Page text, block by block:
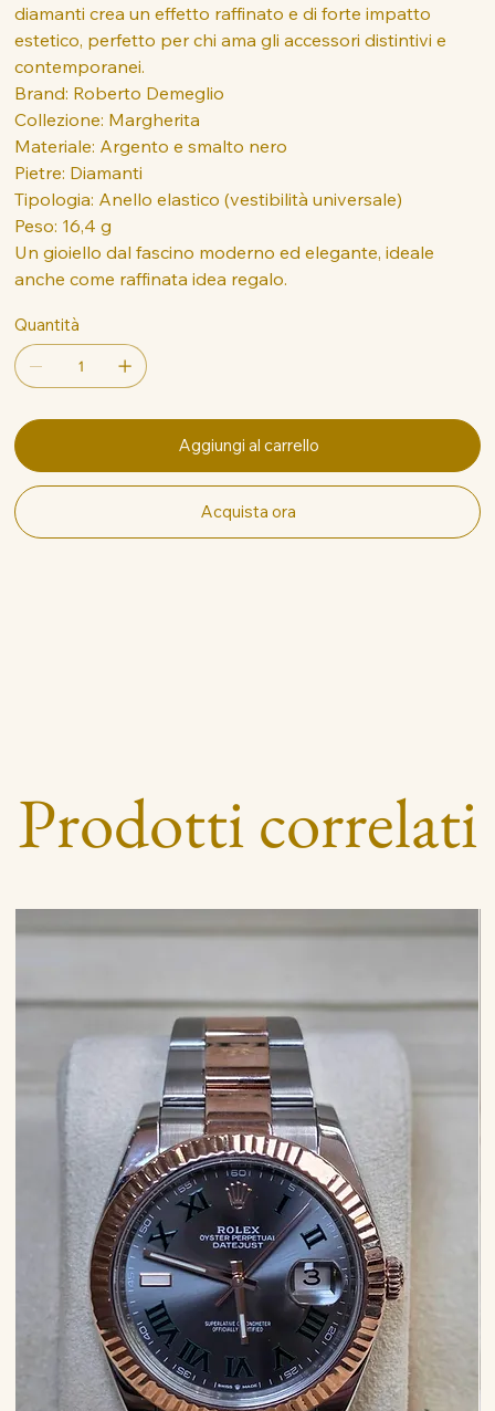
diamanti crea un effetto raffinato e di forte impatto
estetico, perfetto per chi ama gli accessori distintivi e
contemporanei.
Brand: Roberto Demeglio
Collezione: Margherita
Materiale: Argento e smalto nero
Pietre: Diamanti
Tipologia: Anello elastico (vestibilità universale)
Peso: 16,4 g
Un gioiello dal fascino moderno ed elegante, ideale
anche come raffinata idea regalo.
Quantità
Aggiungi al carrello
Acquista ora
Prodotti correlati